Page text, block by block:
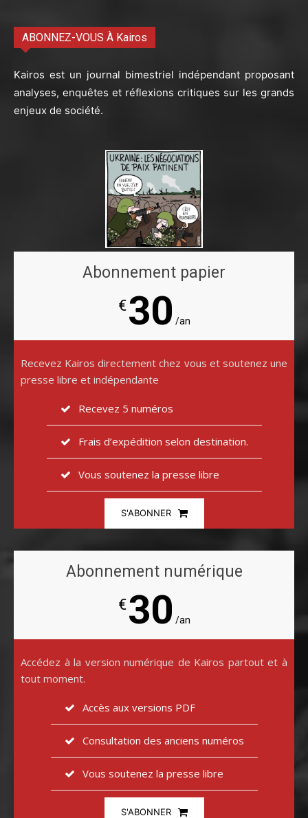
ABONNEZ-VOUS À Kairos
Kairos est un journal bimestriel indépendant proposant
analyses, enquêtes et réflexions critiques sur les grands
enjeux de société.
Abonnement papier
€30 /an
Recevez Kairos directement chez vous et soutenez une
presse libre et indépendante
Recevez 5 numéros
Frais d’expédition selon destination.
Vous soutenez la presse libre
S'ABONNER
Abonnement numérique
€30 /an
Accédez à la version numérique de Kairos partout et à
tout moment.
Accès aux versions PDF
Consultation des anciens numéros
Vous soutenez la presse libre
S'ABONNER